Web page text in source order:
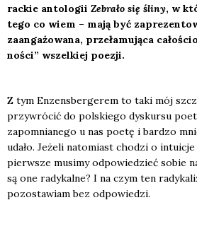
rac­kie anto­lo­gii Zebra­ło się śli­ny, w
tego co wiem – mają być
zaan­ga­żo­wa­na, prze­ła­mu­ją­ca
no­ści” wszel­kiej poezji.
Z tym Enzens­ber­ge­rem to taki mój
przy­wró­cić do pol­skie­go dys­kur­su
zapo­mnia­ne­go u nas poetę i bar­dzo
uda­ło. Jeże­li nato­miast cho­dzi o
pierw­sze musi­my odpo­wie­dzieć sobie
są one rady­kal­ne? I na czym ten
pozo­sta­wiam bez odpo­wie­dzi.